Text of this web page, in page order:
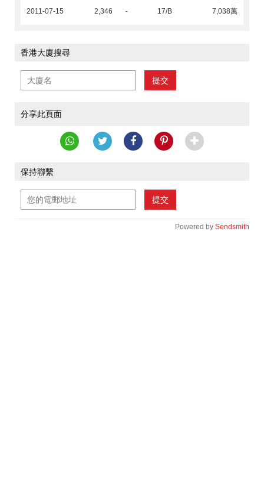
2011-07-15
2,346 - 17/B 7,038萬
香港大廈搜尋
提交
分享此頁面
保持聯繫
提交
Powered by Sendsmith